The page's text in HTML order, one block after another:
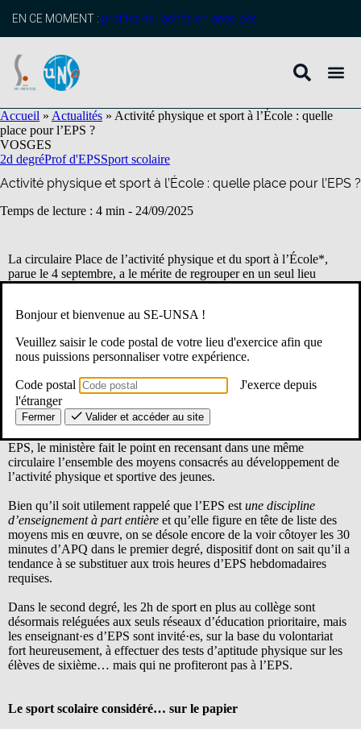
principal
EN CE MOMENT : profitez de l’adhésion anticipée
Accueil » Actualités » Activité physique et sport à l’École : quelle
place pour l’EPS ?
VOSGES
2d degréProf d'EPSSport scolaire
Activité physique et sport à l’École : quelle place pour l’EPS ?
Temps de lecture : 4 min - 24/09/2025
La circulaire Place de l’activité physique et du sport à l’École*,
parue le 4 septembre, a le mérite de regrouper en un seul lieu
l’ensemble des dispositifs éducatifs au service de la pratique
ministère qui ne donne que peu de moyens à ses ambitions.
À la poursuite de l’héritage des Jeux olympiques et
paralympiques de 2024
Les JOP de Paris 2024 ont fait du sport et de l’activité physique,
selon le ministère de l’Éducation nationale, un enjeu de société.
EPS, le ministère fait le point en recensant dans une même
circulaire l’ensemble des moyens consacrés au développement de
l’activité physique et sportive des jeunes.
Bien qu’il soit utilement rappelé que l’EPS est une discipline
d’enseignement à part entière et qu’elle figure en tête de liste des
moyens mis en œuvre, on se désole encore de la voir côtoyer les 30
minutes d’APQ dans le premier degré, dispositif dont on sait qu’il a
tendance à se substituer aux trois heures d’EPS hebdomadaires
requises.
Dans le second degré, les 2h de sport en plus au collège sont
désormais reléguées aux seuls réseaux d’éducation prioritaire, mais
les enseignant·es d’EPS sont invité·es, sur la base du volontariat
fort heureusement, à effectuer des tests d’aptitude physique sur les
élèves de sixième… mais qui ne profiteront pas à l’EPS.
Le sport scolaire considéré… sur le papier
Bonjour et bienvenue au SE-UNSA !
Veuillez saisir le code postal de votre lieu d'exercice afin que
nous puissions personnaliser votre expérience.
Code postal
J'exerce depuis
l'étranger
Fermer Valider et accéder au site